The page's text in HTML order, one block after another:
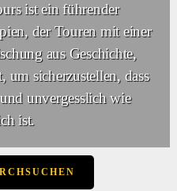
ist ein führender
der Touren mit einer
aus Geschichte,
sicherzustellen, dass
unvergesslich wie
ist.